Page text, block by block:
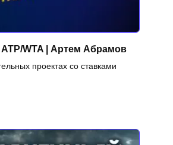
ATP/WTA | Артем Абрамов
проектах со ставками